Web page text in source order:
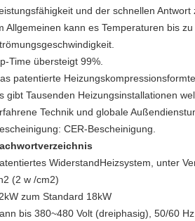
und der schnellen Antwort
Allgemeinen kann es Temperaturen bis
Time übersteigt 99%.
patentierte
gibt Tausenden Heizungsinstallationen
Technik und globale
CER-Bescheinigung.
WiderstandHeizsystem, unter
(2 w /cm2)
zum Standard 18kW
bis 380~480 Volt (dreiphasig), 50/60